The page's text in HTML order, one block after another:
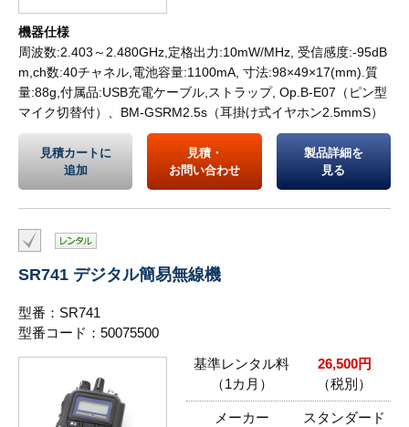
機器仕様
周波数:2.403～2.480GHz,定格出力:10mW/MHz, 受信感度:-95dB
m,ch数:40チャネル,電池容量:1100mA, 寸法:98×49×17(mm).質
量:88g,付属品:USB充電ケーブル,ストラップ, Op.B-E07（ピン型
マイク切替付）、BM-GSRM2.5s（耳掛け式イヤホン2.5mmS）
見積カートに
追加
見積・
お問い合わせ
製品詳細を
見る
SR741 デジタル簡易無線機
型番：SR741
型番コード：50075500
基準レンタル料
（1カ月）
26,500円
（税別）
メーカー スタンダード